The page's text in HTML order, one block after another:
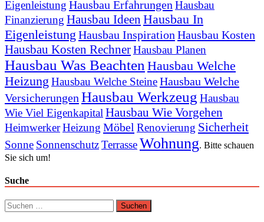
Eigenleistung Hausbau Erfahrungen Hausbau
Finanzierung Hausbau Ideen Hausbau In
Eigenleistung Hausbau Inspiration Hausbau Kosten
Hausbau Kosten RechnerHausbau Planen
Hausbau Was Beachten Hausbau Welche
Heizung Hausbau Welche SteineHausbau Welche
Versicherungen Hausbau Werkzeug Hausbau
Wie Viel Eigenkapital Hausbau Wie Vorgehen
HeimwerkerHeizung Möbel Renovierung Sicherheit
Sonne SonnenschutzTerrasseWohnung. Bitte schauen
Sie sich um!
Suche
Suchen
nach: